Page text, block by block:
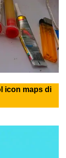
icon maps di